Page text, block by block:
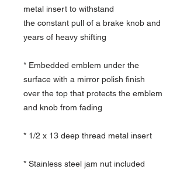
metal insert to withstand
the constant pull of a brake knob and
years of heavy shifting
* Embedded emblem under the
surface with a mirror polish finish
over the top that protects the emblem
and knob from fading
* 1/2 x 13 deep thread metal insert
* Stainless steel jam nut included